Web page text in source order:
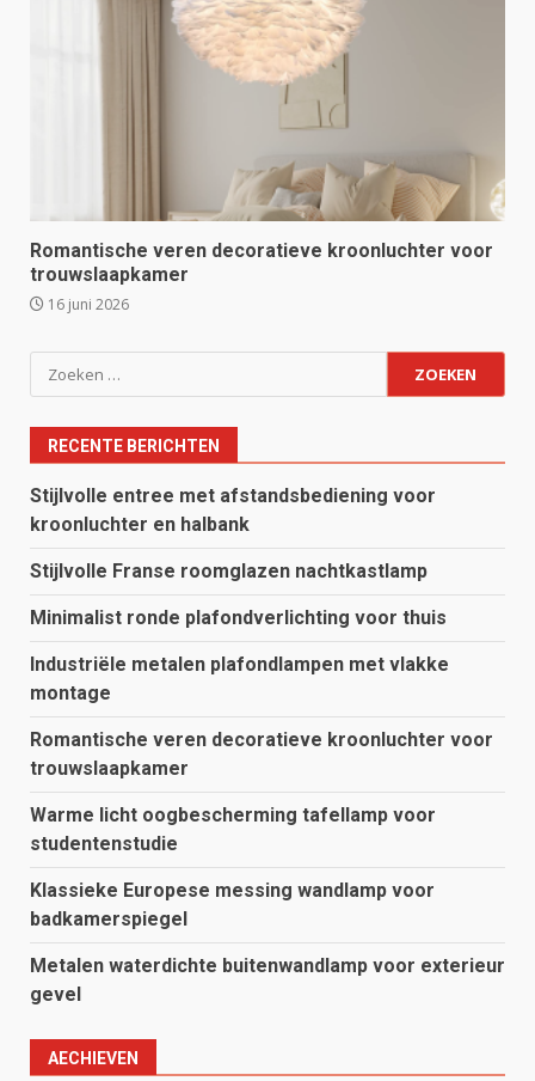
Romantische veren decoratieve kroonluchter voor
trouwslaapkamer
16 juni 2026
Zoeken
naar:
RECENTE BERICHTEN
Stijlvolle entree met afstandsbediening voor
kroonluchter en halbank
Stijlvolle Franse roomglazen nachtkastlamp
Minimalist ronde plafondverlichting voor thuis
Industriële metalen plafondlampen met vlakke
montage
Romantische veren decoratieve kroonluchter voor
trouwslaapkamer
Warme licht oogbescherming tafellamp voor
studentenstudie
Klassieke Europese messing wandlamp voor
badkamerspiegel
Metalen waterdichte buitenwandlamp voor exterieur
gevel
AECHIEVEN